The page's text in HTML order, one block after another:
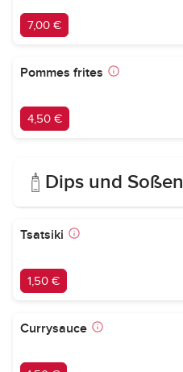
7,00 €
Pommes frites
4,50 €
Dips und Soßen
Tsatsiki
1,50 €
Currysauce